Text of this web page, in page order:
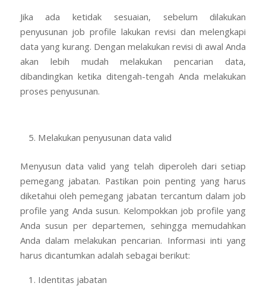
Jika ada ketidak sesuaian, sebelum dilakukan
penyusunan job profile lakukan revisi dan melengkapi
data yang kurang. Dengan melakukan revisi di awal Anda
akan lebih mudah melakukan pencarian data,
dibandingkan ketika ditengah-tengah Anda melakukan
proses penyusunan.
Melakukan penyusunan data valid
Menyusun data valid yang telah diperoleh dari setiap
pemegang jabatan. Pastikan poin penting yang harus
diketahui oleh pemegang jabatan tercantum dalam job
profile yang Anda susun. Kelompokkan job profile yang
Anda susun per departemen, sehingga memudahkan
Anda dalam melakukan pencarian. Informasi inti yang
harus dicantumkan adalah sebagai berikut:
Identitas jabatan